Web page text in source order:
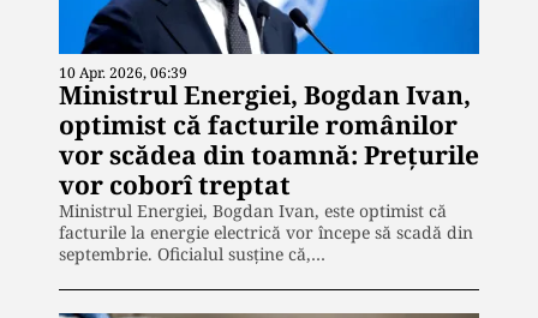
10 Apr. 2026, 06:39
Ministrul Energiei, Bogdan Ivan,
optimist că facturile românilor
vor scădea din toamnă: Prețurile
vor coborî treptat
Ministrul Energiei, Bogdan Ivan, este optimist că
facturile la energie electrică vor începe să scadă din
septembrie. Oficialul susține că,…